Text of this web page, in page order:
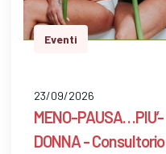
Eventi
23/09/2026
MENO-PAUSA…PIU’-
DONNA - Consultorio